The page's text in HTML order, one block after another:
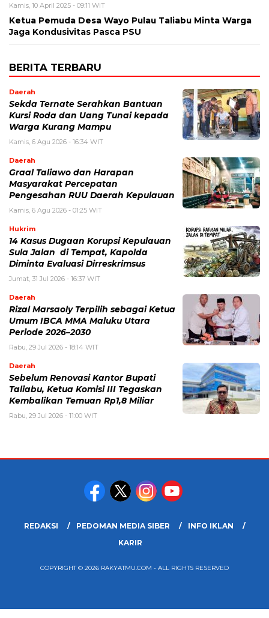
Kamis, 10 April 2025 - 09:11 WIT
Ketua Pemuda Desa Wayo Pulau Taliabu Minta Warga
Jaga Kondusivitas Pasca PSU
BERITA TERBARU
Daerah
Sekda Ternate Serahkan Bantuan
Kursi Roda dan Uang Tunai kepada
Warga Kurang Mampu
Kamis, 6 Agu 2026 - 16:34 WIT
Daerah
Graal Taliawo dan Harapan
Masyarakat Percepatan
Pengesahan RUU Daerah Kepulauan
Kamis, 6 Agu 2026 - 01:25 WIT
Hukrim
14 Kasus Dugaan Korupsi Kepulauan
Sula Jalan di Tempat, Kapolda
Diminta Evaluasi Dirreskrimsus
Jumat, 31 Jul 2026 - 16:37 WIT
Daerah
Rizal Marsaoly Terpilih sebagai Ketua
Umum IBCA MMA Maluku Utara
Periode 2026–2030
Rabu, 29 Jul 2026 - 18:14 WIT
Daerah
Sebelum Renovasi Kantor Bupati
Taliabu, Ketua Komisi III Tegaskan
Kembalikan Temuan Rp1,8 Miliar
Rabu, 29 Jul 2026 - 11:00 WIT
REDAKSI PEDOMAN MEDIA SIBER
INFO IKLAN
KARIR
COPYRIGHT © 2026 RAKYATMU.COM - ALL RIGHTS RESERVED